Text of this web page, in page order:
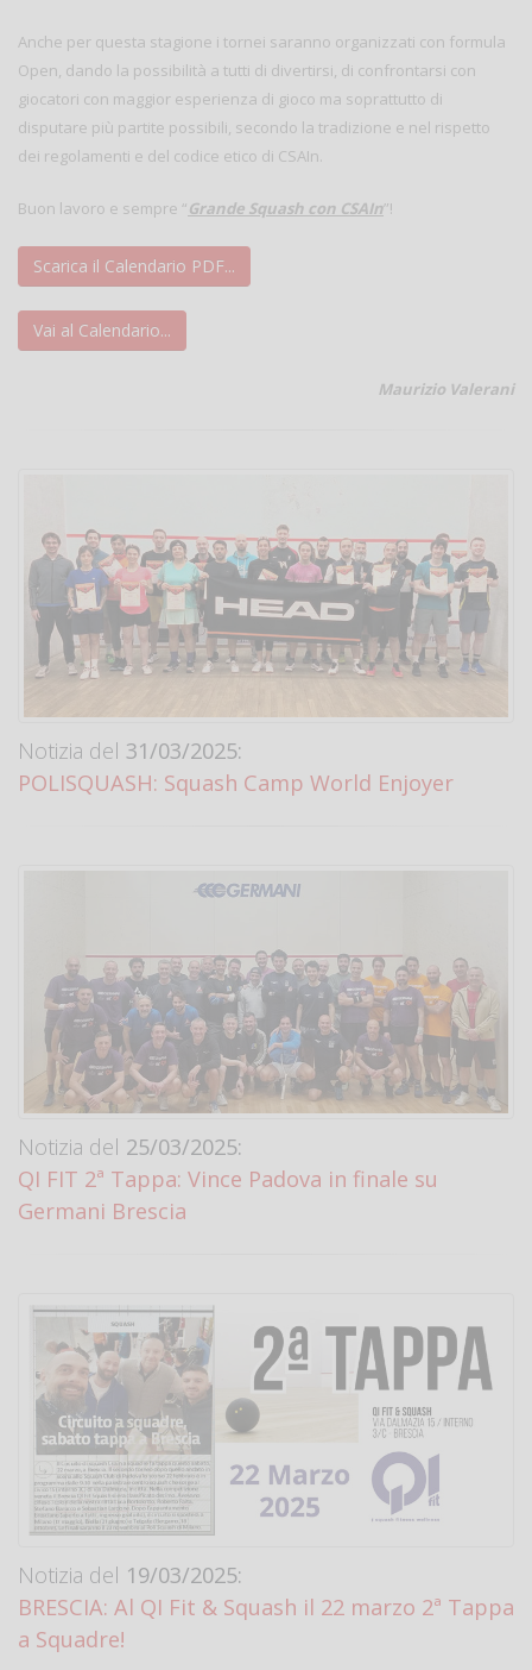
Anche per questa stagione i tornei saranno organizzati con formula
Open, dando la possibilità a tutti di divertirsi, di confrontarsi con
giocatori con maggior esperienza di gioco ma soprattutto di
disputare più partite possibili, secondo la tradizione e nel rispetto
dei regolamenti e del codice etico di CSAIn.
Buon lavoro e sempre “Grande Squash con CSAIn”!
Scarica il Calendario PDF...
Vai al Calendario...
Maurizio Valerani
Notizia del 31/03/2025:
POLISQUASH: Squash Camp World Enjoyer
Notizia del 25/03/2025:
QI FIT 2ª Tappa: Vince Padova in finale su
Germani Brescia
Notizia del 19/03/2025:
BRESCIA: Al QI Fit & Squash il 22 marzo 2ª Tappa
a Squadre!